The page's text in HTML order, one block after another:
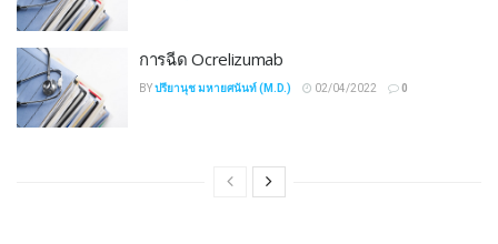
การฉีด Ocrelizumab
BYปรียานุช มหายศนันท์ (M.D.) 02/04/2022 0